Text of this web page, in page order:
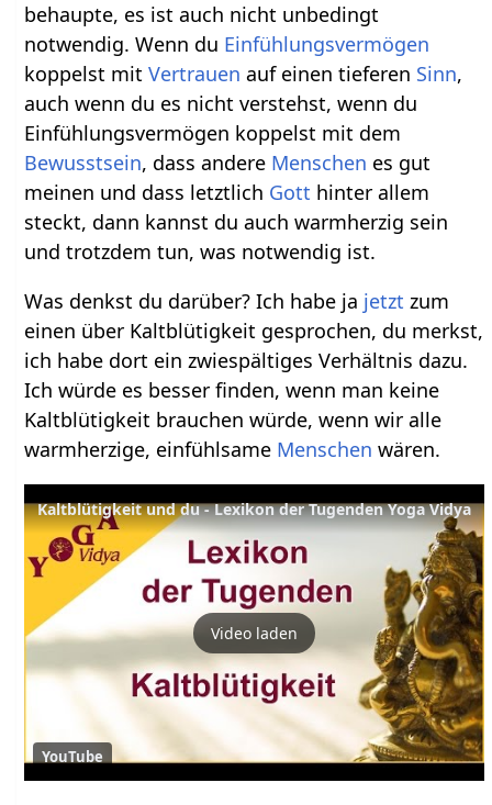
behaupte, es ist auch nicht unbedingt
notwendig. Wenn du Einfühlungsvermögen
koppelst mitVertrauen auf einen tieferen Sinn,
auch wenn du es nicht verstehst, wenn du
Einfühlungsvermögen koppelst mit dem
Bewusstsein, dass andere Menschen es gut
meinen und dass letztlich Gott hinter allem
steckt, dann kannst du auch warmherzig sein
und trotzdem tun, was notwendig ist.
Was denkst du darüber? Ich habe ja jetzt zum
einen über Kaltblütigkeit gesprochen, du merkst,
ich habe dort ein zwiespältiges Verhältnis dazu.
Ich würde es besser finden, wenn man keine
Kaltblütigkeit brauchen würde, wenn wir alle
warmherzige, einfühlsame Menschen wären.
Kaltblütigkeit und du - Lexikon der Tugenden Yoga Vidya
Video laden
YouTube